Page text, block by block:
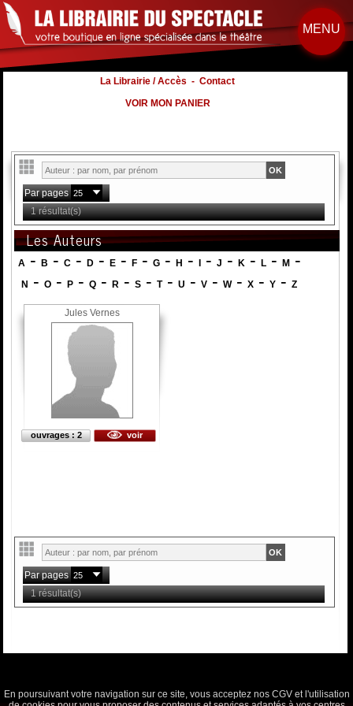
MENU
La Librairie / Accès -Contact
VOIR MON PANIER
Par pages
1 résultat(s)
Les Auteurs
A - B - C- D- E- F- G- H - - J - K - L- M-
N -O -P -Q -R -S -T-U -V -W-X -Y -Z
Jules Vernes
ouvrages : 2 voir
Par pages
1 résultat(s)
En poursuivant votre navigation sur ce site, vous acceptez nos CGV et l'utilisation